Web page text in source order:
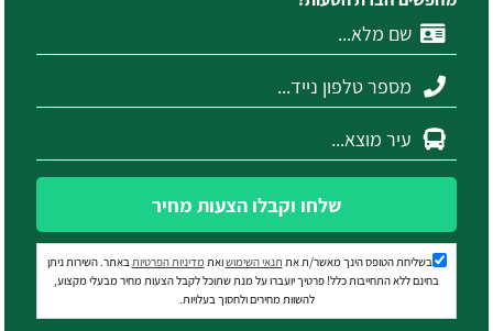
שלחו וקבלו הצעות מחיר
בשליחת הטופס הינך מאשר/ת את תנאי השימושואת מדיניות הפרטיותבאתר. השירות ניתן
בחינם ללא התחייבות כלל! פרטיך יועברו על מנת שתוכל לקבל הצעות מחיר מבעלי מקצוע,
להשוות מחירים ולחסוך בעלויות.